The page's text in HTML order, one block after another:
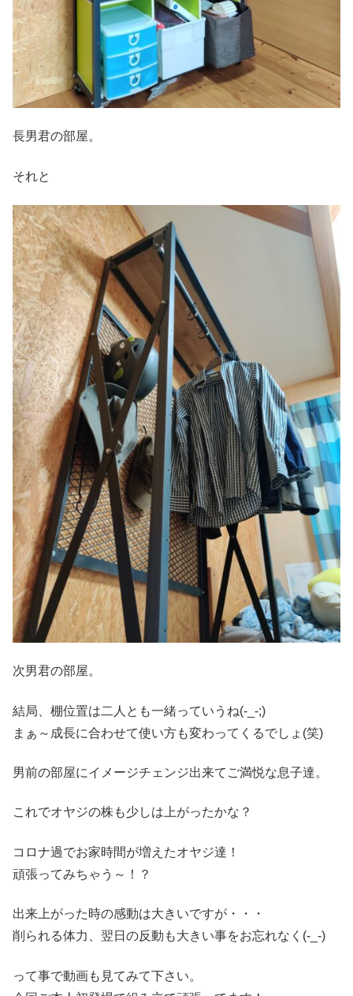
長男君の部屋。
それと
次男君の部屋。
結局、棚位置は二人とも一緒っていうね(-_-;)
まぁ～成長に合わせて使い方も変わってくるでしょ(笑)
男前の部屋にイメージチェンジ出来てご満悦な息子達。
これでオヤジの株も少しは上がったかな？
コロナ過でお家時間が増えたオヤジ達！
頑張ってみちゃう～！？
出来上がった時の感動は大きいですが・・・
削られる体力、翌日の反動も大きい事をお忘れなく(-_-)
って事で動画も見てみて下さい。